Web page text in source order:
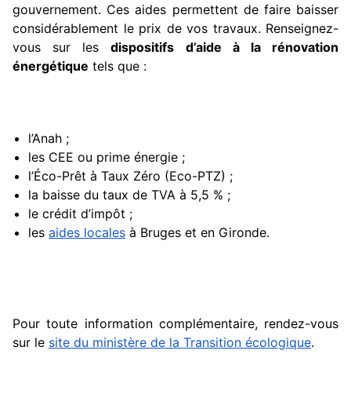
gouvernement. Ces aides permettent de faire baisser
considérablement le prix de vos travaux. Renseignez-
vous sur lesdispositifs d’aide à la rénovation
énergétique tels que :
l’Anah ;
les CEE ou prime énergie ;
l’Éco-Prêt à Taux Zéro (Eco-PTZ) ;
la baisse du taux de TVA à 5,5 % ;
le crédit d’impôt ;
les aides locales à Bruges et en Gironde.
Pour toute information complémentaire, rendez-vous
sur le site du ministère de la Transition écologique.